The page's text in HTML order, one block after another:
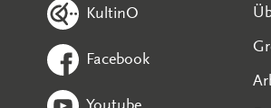
KultinO
Facebook
Youtube